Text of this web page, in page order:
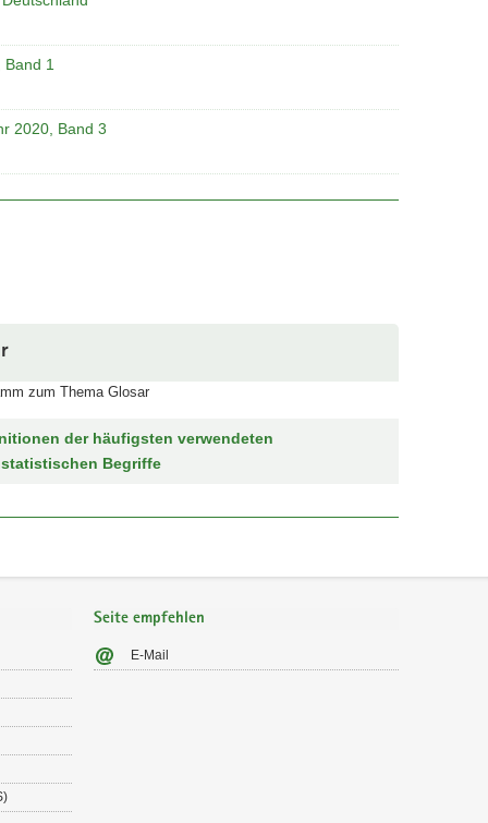
1
2020, Band 3
der häufigsten verwendeten
Begriffe
Seite empfehlen
E-Mail